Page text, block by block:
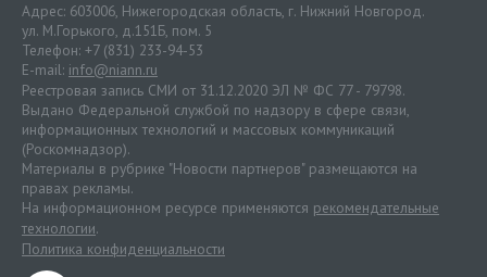
Адрес: 603006, Нижегородская область, г. Нижний Новгород.
ул. М.Горького, д.151Б, пом. 5
Телефон: +7 (831) 233-94-53
E-mail: info@niann.ru
Реестровая запись СМИ от 31.12.2020 ЭЛ № ФС 77 - 79798.
Выдано Федеральной службой по надзору в сфере связи,
информационных технологий и массовых коммуникаций
(Роскомнадзор).
Материалы в рубрике "Новости партнеров" размещаются на
правах рекламы.
На информационном ресурсе применяются рекомендательные
технологии.
Политика конфиденциальности